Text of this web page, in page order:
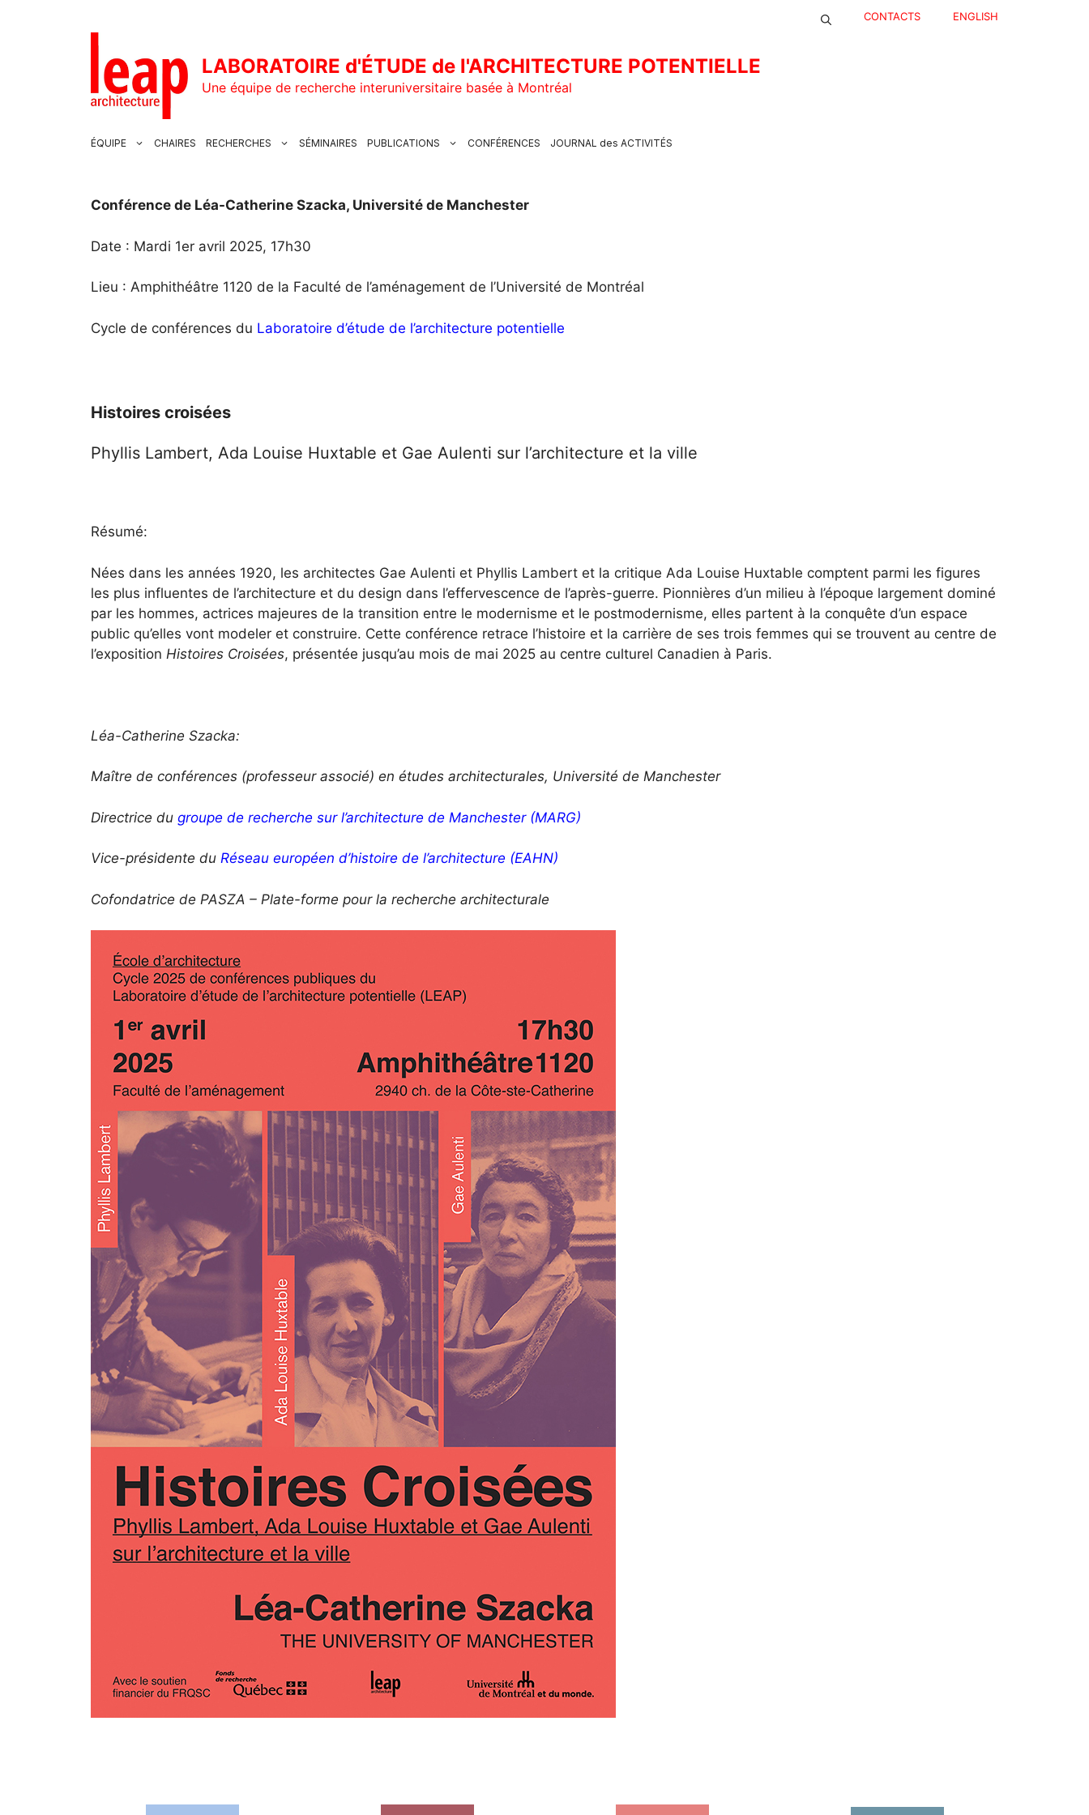
CONTACTS ENGLISH
LABORATOIRE d'ÉTUDE de l'ARCHITECTURE POTENTIELLE
Une équipe de recherche interuniversitaire basée à Montréal
ÉQUIPE CHAIRES RECHERCHES SÉMINAIRES PUBLICATIONS CONFÉRENCES JOURNAL des ACTIVITÉS
Conférence de Léa-Catherine Szacka, Université de Manchester
Date : Mardi 1er avril 2025, 17h30
Lieu : Amphithéâtre 1120 de la Faculté de l’aménagement de l’Université de Montréal
Cycle de conférences du Laboratoire d’étude de l’architecture potentielle
Histoires croisées
Phyllis Lambert, Ada Louise Huxtable et Gae Aulenti sur l’architecture et la ville
Résumé:
Nées dans les années 1920, les architectes Gae Aulenti et Phyllis Lambert et la critique Ada Louise Huxtable comptent parmi les figures
les plus influentes de l’architecture et du design dans l’effervescence de l’après-guerre. Pionnières d’un milieu à l’époque largement dominé
par les hommes, actrices majeures de la transition entre le modernisme et le postmodernisme, elles partent à la conquête d’un espace
public qu’elles vont modeler et construire. Cette conférence retrace l’histoire et la carrière de ses trois femmes qui se trouvent au centre de
l’exposition Histoires Croisées, présentée jusqu’au mois de mai 2025 au centre culturel Canadien à Paris.
Léa-Catherine Szacka:
Maître de conférences (professeur associé) en études architecturales, Université de Manchester
Directrice du groupe de recherche sur l’architecture de Manchester (MARG)
Vice-présidente du Réseau européen d’histoire de l’architecture (EAHN)
Cofondatrice de PASZA – Plate-forme pour la recherche architecturale